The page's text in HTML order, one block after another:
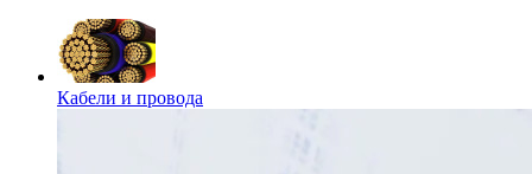
Кабели и провода